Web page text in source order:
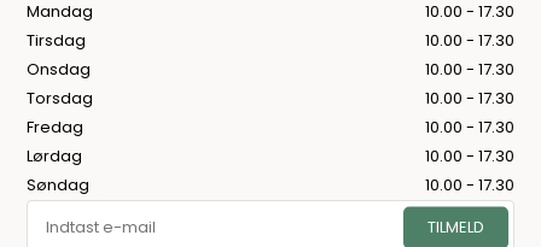
Mandag
10.00 - 17.30
Tirsdag
10.00 - 17.30
Onsdag
10.00 - 17.30
Torsdag
10.00 - 17.30
Fredag
10.00 - 17.30
Lørdag
10.00 - 17.30
Søndag
10.00 - 17.30